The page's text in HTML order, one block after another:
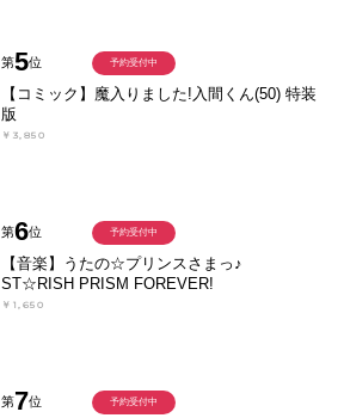
第5位
【コミック】魔入りました!入間くん(50) 特装
版
￥3,850
予約受付中
第6位
【音楽】うたの☆プリンスさまっ♪
ST☆RISH PRISM FOREVER!
￥1,650
予約受付中
第7位 予約受付中